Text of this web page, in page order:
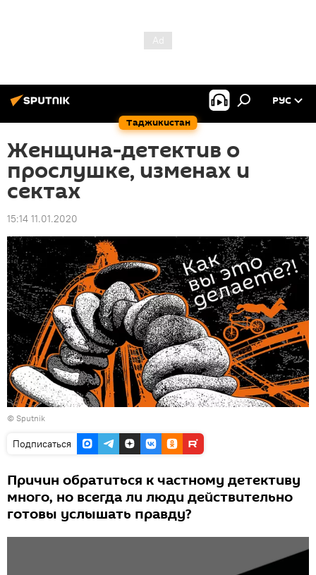
Таджикистан
РУС
Женщина-детектив о
прослушке, изменах и
сектах
15:14 11.01.2020
© Sputnik
Подписаться
Причин обратиться к частному детективу
много, но всегда ли люди действительно
готовы услышать правду?